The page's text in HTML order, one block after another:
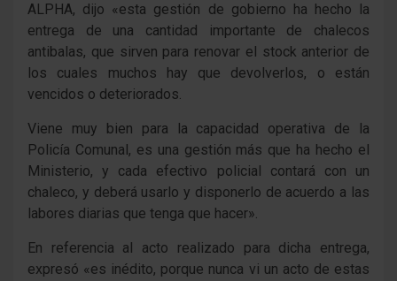
ALPHA, dijo «esta gestión de gobierno ha hecho la
entrega de una cantidad importante de chalecos
antibalas, que sirven para renovar el stock anterior de
los cuales muchos hay que devolverlos, o están
vencidos o deteriorados.
Viene muy bien para la capacidad operativa de la
Policía Comunal, es una gestión más que ha hecho el
Ministerio, y cada efectivo policial contará con un
chaleco, y deberá usarlo y disponerlo de acuerdo a las
labores diarias que tenga que hacer».
En referencia al acto realizado para dicha entrega,
expresó «es inédito, porque nunca vi un acto de estas